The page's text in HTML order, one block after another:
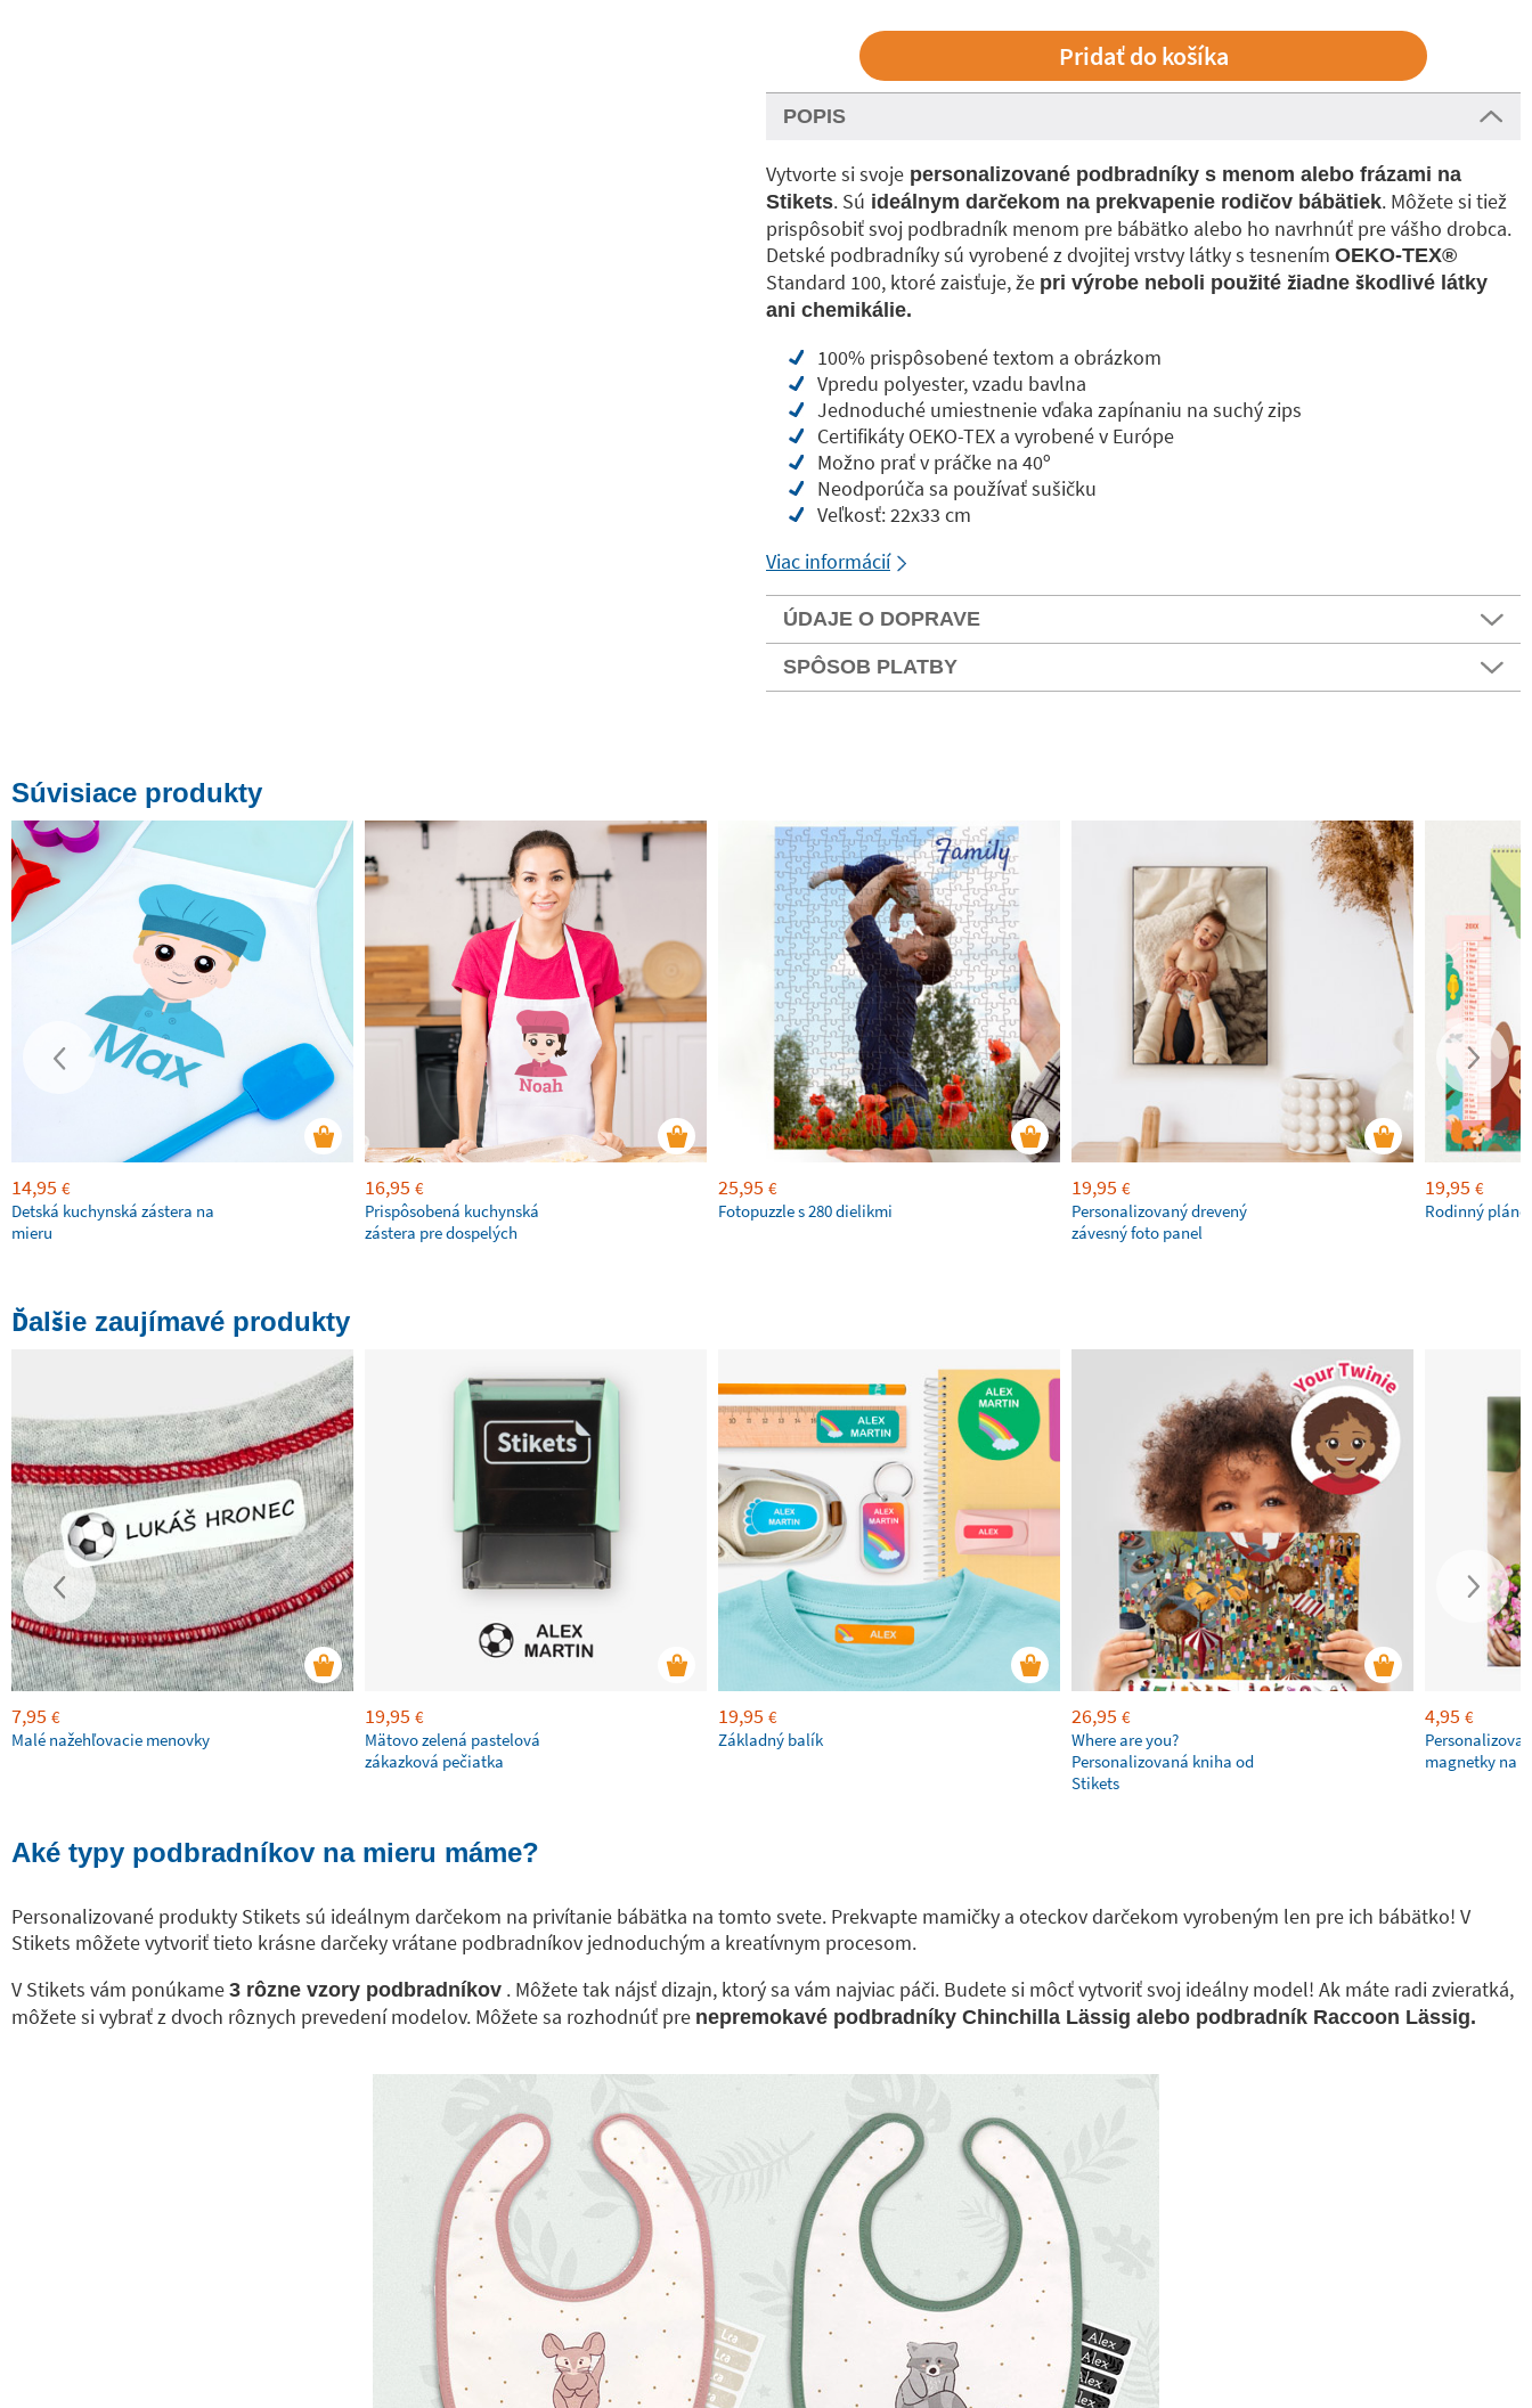
POPIS
Vytvorte si svoje personalizované podbradníky s menom alebo frázami na
Stikets. Sú ideálnym darčekom na prekvapenie rodičov bábätiek. Môžete si tiež
prispôsobiť svoj podbradník menom pre bábätko alebo ho navrhnúť pre vášho drobca.
Detské podbradníky sú vyrobené z dvojitej vrstvy látky s tesnením OEKO-TEX®
Standard 100, ktoré zaisťuje, že pri výrobe neboli použité žiadne škodlivé látky
ani chemikálie.
100% prispôsobené textom a obrázkom
Vpredu polyester, vzadu bavlna
Jednoduché umiestnenie vďaka zapínaniu na suchý zips
Certifikáty OEKO-TEX a vyrobené v Európe
Možno prať v práčke na 40º
Neodporúča sa používať sušičku
Veľkosť: 22x33 cm
Viac informácií
ÚDAJE O DOPRAVE
SPÔSOB PLATBY
Súvisiace produkty
14,95 €
Detská kuchynská zástera na
mieru
16,95 €
Prispôsobená kuchynská
zástera pre dospelých
25,95 €
Fotopuzzle s 280 dielikmi
19,95 €
Personalizovaný drevený
závesný foto panel
19,95 €
Rodinný
Ďalšie zaujímavé produkty
7,95 €
Malé nažehľovacie menovky
19,95 €
Mätovo zelená pastelová
zákazková pečiatka
19,95 €
Základný balík
26,95 €
Where are you?
Personalizovaná kniha od
Stikets
4,95 €
magnetky na
Aké typy podbradníkov na mieru máme?
Personalizované produkty Stikets sú ideálnym darčekom na privítanie bábätka na tomto svete. Prekvapte mamičky a oteckov darčekom vyrobeným len pre ich bábätko! V
Stikets môžete vytvoriť tieto krásne darčeky vrátane podbradníkov jednoduchým a kreatívnym procesom.
V Stikets vám ponúkame 3 rôzne vzory podbradníkov . Môžete tak nájsť dizajn, ktorý sa vám najviac páči. Budete si môcť vytvoriť svoj ideálny model! Ak máte radi zvieratká,
môžete si vybrať z dvoch rôznych prevedení modelov. Môžete sa rozhodnúť pre nepremokavé podbradníky Chinchilla Lässig alebo podbradník Raccoon Lässig.